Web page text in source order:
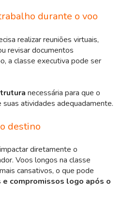
durante o voo
realizar reuniões virtuais,
revisar documentos
a classe executiva pode ser
necessária para que o
atividades adequadamente.
destino
diretamente o
Voos longos na classe
cansativos, o que pode
compromissos logo após o